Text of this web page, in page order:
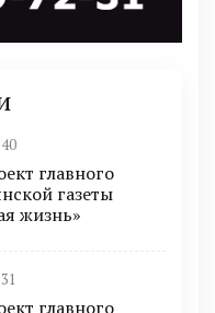
главного
газеты
жизнь»
главного